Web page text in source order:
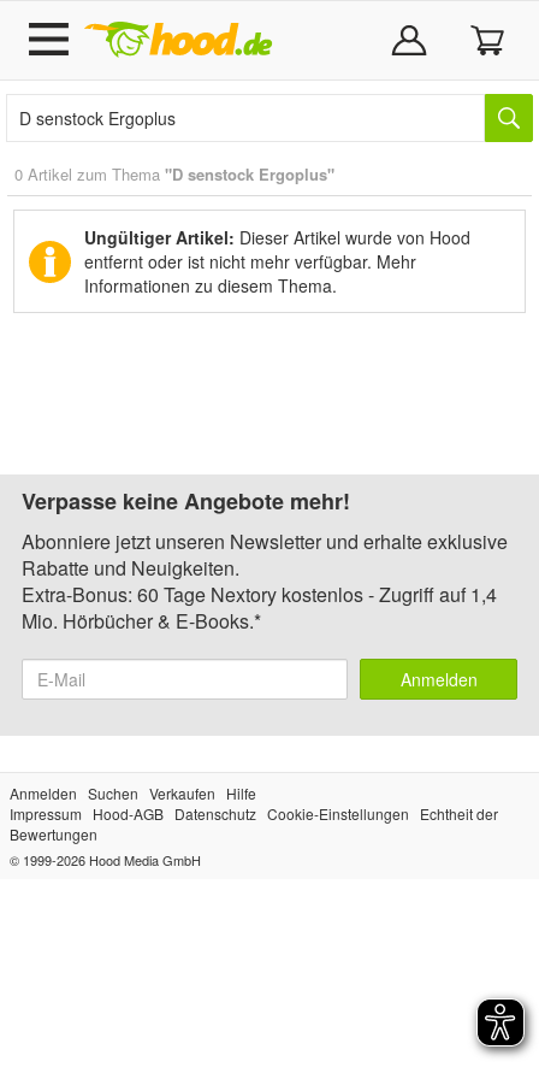
0 Artikel zum Thema "D senstock Ergoplus"
Ungültiger Artikel: Dieser Artikel wurde von Hood
entfernt oder ist nicht mehr verfügbar. Mehr
Informationen zu diesem Thema.
Verpasse keine Angebote mehr!
Abonniere jetzt unseren Newsletter und erhalte exklusive
Rabatte und Neuigkeiten.
Extra-Bonus: 60 Tage Nextory kostenlos - Zugriff auf 1,4
Mio. Hörbücher & E-Books.*
Anmelden
Anmelden Suchen Verkaufen
Hilfe
Impressum
Hood-AGB Datenschutz Cookie-Einstellungen
Echtheit der
Bewertungen
© 1999-2026 Hood Media GmbH